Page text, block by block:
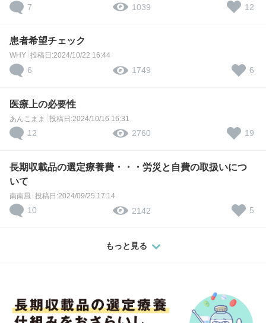
7 1039 12
患者希望チェック
WHY 投稿日:2024/10/22 16:44
6 1749 6
医療上の必要性
あんこまま 投稿日:2024/10/16 16:31
12 2760 19
長期収載品の選定療養費・・・労災と自費の取扱いにつ
いて
南南風 投稿日:2024/09/25 17:14
10 2142 5
もっと見る